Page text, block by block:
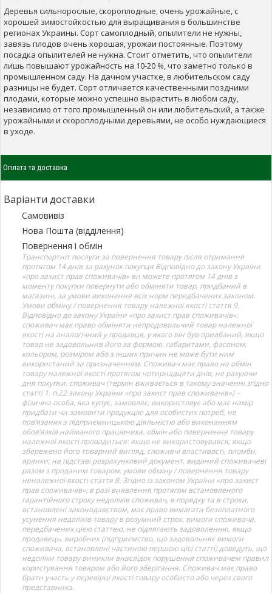
Деревья сильнорослые, скороплодные, очень урожайные, с
хорошей зимостойкостью для выращивания в большинстве
регионах Украины. Сорт самоплодный, опылители не нужны,
завязь плодов очень хорошая, урожаи постоянные. Поэтому
посадка опылителей не нужна. Стоит отметить, что опылители
лишь повышают урожайность на 10-20 %, что заметно только в
промышленном саду. На дачном участке, в любительском саду
разницы не будет. Сорт отличается качественными поздними
плодами, которые можно успешно вырастить в любом саду,
независимо от того промышленный он или любительский, а также
урожайными и скороплодными деревьями, не особо нуждающиеся
в уходе.
Оплата та доставка
Варіанти доставки
Самовивіз
Нова Пошта (відділення)
Повернення і обмін
Транспортніт послуги за повернення товару після отримання
протягом 14 днів за рахунок покупця Відповідно до закону України
«про захист прав споживачів» ви можете протягом 14 днів з
моменту покупки повернути або обміняти товар, придбаний в
магазині, за умови виконання всіх норм передбачених законом.
Умови обміну / повернення товару належної якості стаття 9.
Відповідно до закону України «про захист прав споживачів»:
споживач має право обміняти непродовольчий товар належної
якості на аналогічний у продавця, у якого він був придбаний, якщо
товар не задовольнив його за формою, габаритами, фасоном,
кольором, розміром або з інших причин не може бути ним
використаний за призначенням. Споживач має право на обмін
товару належної якості протягом чотирнадцяти днів, не рахуючи
дня покупки. споживач (термін вживається в такому значенні згідно
статті 1. п.22 закону України «про захист прав споживачів») –
фізична особа, яка купує, замовляє, використовує або має намір
придбати чи замовити продукцію для особистих потреб, не
пов’язаних з підприємницькою діяльністю або виконанням
обов’язків найманого працівника. обмін або повернення товару
належної якості провадиться: якщо не використовувався; якщо
збережено його товарний вигляд, споживчі властивості, пломби,
ярлики; на підставі розрахунковий документ, виданий споживачеві
разом з проданим товаром. умови обміну / повернення товару
неналежної якості стаття 8. Згідно із законом України «про захист
прав споживачів»: в разі виявлення протягом встановленого
гарантійного строку недоліків споживач, в порядку та в строки,
встановлені законодавством, має право вимагати безоплатного
усунення недоліків товару в розумний строк. вимоги споживача,
передбачених цією статтею, не підлягають задоволенню, якщо
продавець, виробник (підприємство, що задовольняє вимоги
споживача, встановлені частиною першою цієї статті) доведуть, що
недоліки товару виникли внаслідок порушення споживачем правил
користування товаром або його зберігання. Споживач має право
брати участь у перевірці якості товару особисто або через свого
представника.